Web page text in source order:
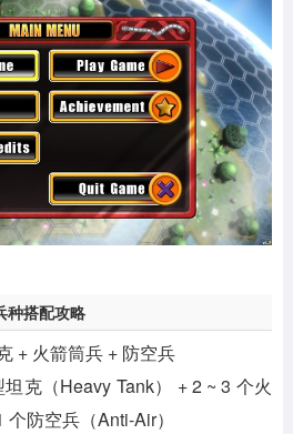
种搭配攻略
+ 火箭筒兵 + 防空兵
克（Heavy Tank） + 2 ~ 3 个火
防空兵（Anti-Air）